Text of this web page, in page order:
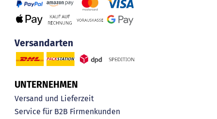
Versandarten
UNTERNEHMEN
Versand und Lieferzeit
Service für B2B Firmenkunden